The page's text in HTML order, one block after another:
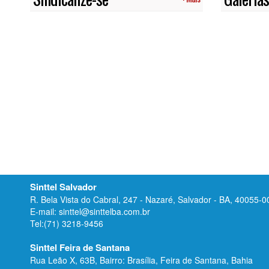
Sinttel Salvador
R. Bela Vista do Cabral, 247 - Nazaré, Salvador - BA, 40055-
E-mail: sinttel@sinttelba.com.br
Tel:(71) 3218-9456
Sinttel Feira de Santana
Rua Leão X, 63B, Bairro: Brasília, Feira de Santana, Bahia